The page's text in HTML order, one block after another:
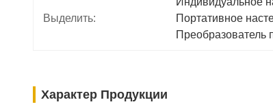
Выделить:
Портативное
Преобразователь
Характер Продукции